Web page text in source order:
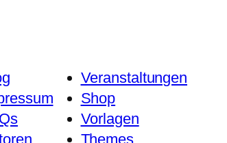
Veranstaltungen
Shop
Vorlagen
Themes